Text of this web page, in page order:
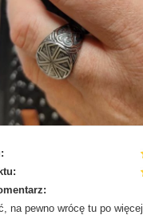
na pewno wrócę tu po więcej